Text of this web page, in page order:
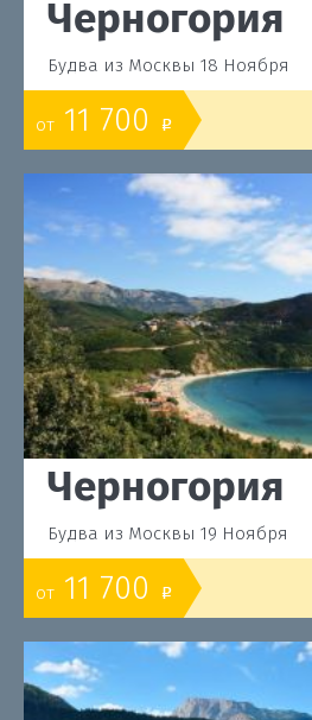
Черногория
Будва из Москвы 18 Ноября
от 11 700 o
Черногория
Будва из Москвы 19 Ноября
от 11 700 o